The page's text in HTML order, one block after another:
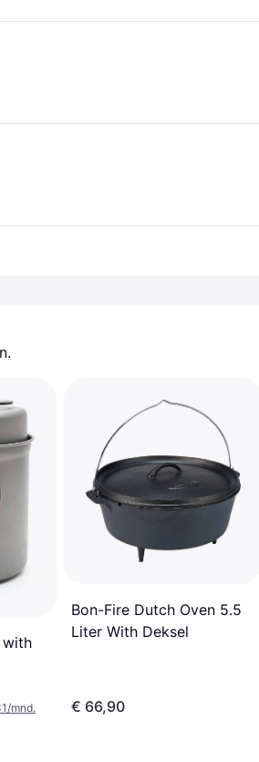
with
mnd.
Bon-Fire Dutch Oven 5.5
Liter With Deksel
€ 66,90